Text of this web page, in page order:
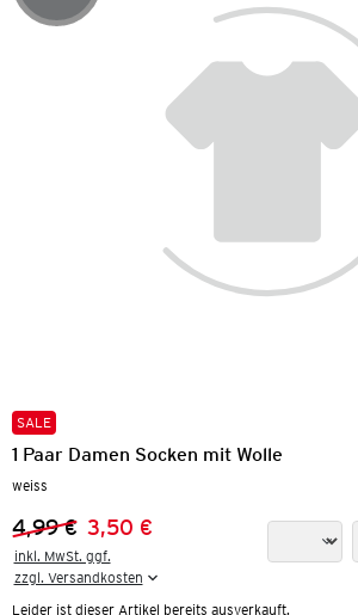
SALE
1 Paar Damen Socken mit Wolle
weiss
Vorheriger Preis:
4,99 €
Neuer Preis:
3,50 €
inkl. MwSt. ggf.
zzgl. Versandkosten
Leider ist dieser Artikel bereits ausverkauft.